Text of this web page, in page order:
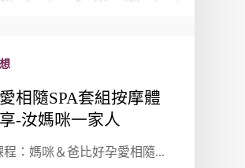
相隨SPA套組按摩體
-汝媽咪一家人
程：媽咪＆爸比好孕愛相隨...